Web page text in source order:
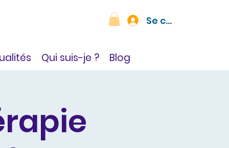
Se connecter
Qui suis-je ? Blog